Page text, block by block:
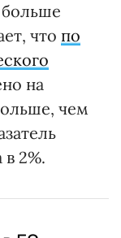
что по
на
чем
2%.